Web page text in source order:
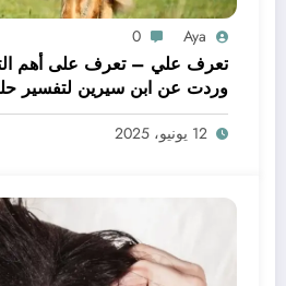
Aya
0
تعرف علي – تعرف على أهم
وردت عن ابن سيرين لتفسير
يدي – بالتفصيل
12 يونيو، 2025